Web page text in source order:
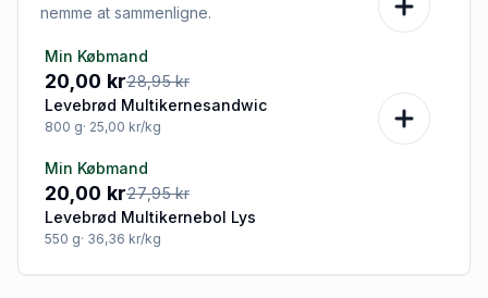
nemme at sammenligne.
-31%
Min Købmand
20,00 kr28,95 kr
Levebrød Multikernesandwic
800 g· 25,00 kr/kg
-28%
Min Købmand
20,00 kr27,95 kr
Levebrød Multikernebol Lys
550 g· 36,36 kr/kg